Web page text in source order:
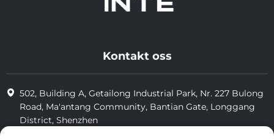
Kontakt oss
502, Building A, Getailong Industrial Park, Nr. 227 Bulong
Road, Ma'antang Community, Bantian Gate, Longgang
District, Shenzhen